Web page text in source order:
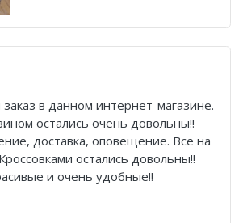
в данном интернет-магазине.
остались очень довольны!!
доставка, оповещение. Все на
остались довольны!!
и очень удобные!!